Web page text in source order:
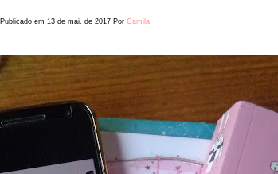
Publicado em 13 de mai. de 2017 Por Camila